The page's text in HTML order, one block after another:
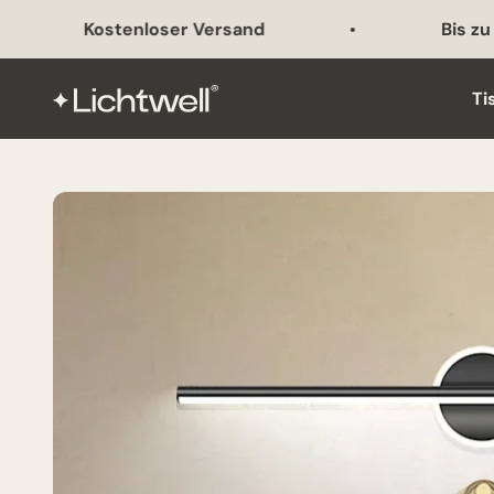
Kostenloser Versand Bis zu
Lichtwell